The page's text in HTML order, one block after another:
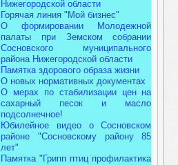
Нижегородской области
Горячая линия "Мой бизнес"
О формировании Молодежной
палаты при Земском собрании
Сосновского муниципального
района Нижегородской области
Памятка здорового образа жизни
О новых нормативных документах
О мерах по стабилизации цен на
сахарный песок и масло
подсолнечное!
Юбилейное видео о Сосновском
районе "Сосновскому району 85
лет"
Памятка "Грипп птиц профилактика